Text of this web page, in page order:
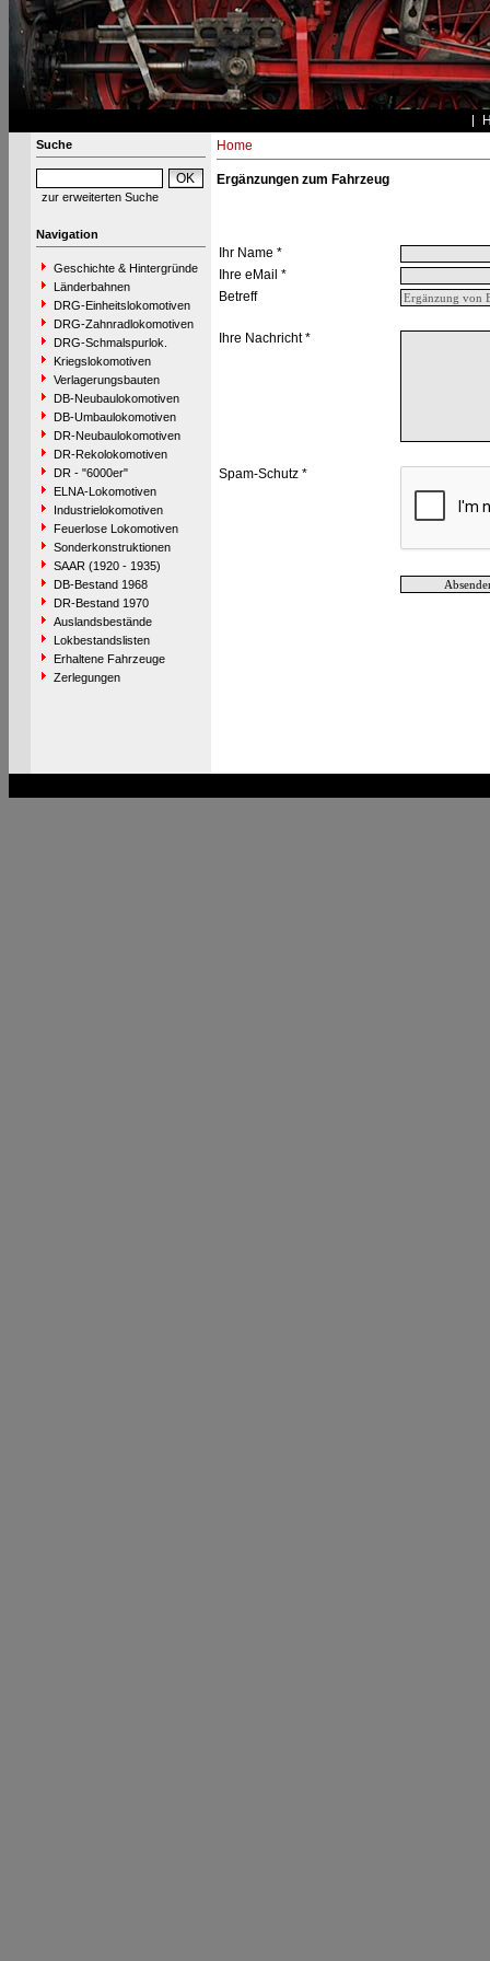
Suche
zur erweiterten Suche
Navigation
Geschichte & Hintergründe
Länderbahnen
DRG-Einheitslokomotiven
DRG-Zahnradlokomotiven
DRG-Schmalspurlok.
Kriegslokomotiven
Verlagerungsbauten
DB-Neubaulokomotiven
DB-Umbaulokomotiven
DR-Neubaulokomotiven
DR-Rekolokomotiven
DR - "6000er"
ELNA-Lokomotiven
Industrielokomotiven
Feuerlose Lokomotiven
Sonderkonstruktionen
SAAR (1920 - 1935)
DB-Bestand 1968
DR-Bestand 1970
Auslandsbestände
Lokbestandslisten
Erhaltene Fahrzeuge
Zerlegungen
Home
Ergänzungen zum Fahrzeug
Ihr Name *
Ihre eMail *
Betreff
Ihre Nachricht *
Spam-Schutz *